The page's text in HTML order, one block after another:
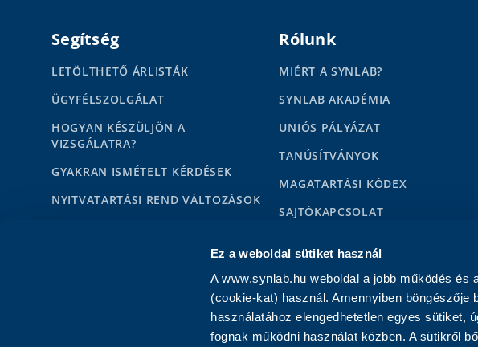
Ez a weboldal sütiket használ
A www.synlab.hu weboldal a jobb működés
(cookie-kat) használ. Amennyiben böngészője
használatához elengedhetetlen egyes sütiket,
fognak működni használat közben. A sütikről
Segítség
LETÖLTHETŐ ÁRLISTÁK
ÜGYFÉLSZOLGÁLAT
HOGYAN KÉSZÜLJÖN A
VIZSGÁLATRA?
GYAKRAN ISMÉTELT KÉRDÉSEK
NYITVATARTÁSI REND VÁLTOZÁSOK
KAPCSOLAT MAGÁNSZEMÉLYEKNEK
KAPCSOLAT PARTNEREKNEK
Rólunk
MIÉRT A SYNLAB?
SYNLAB AKADÉMIA
UNIÓS PÁLYÁZAT
TANÚSÍTVÁNYOK
MAGATARTÁSI KÓDEX
SAJTÓKAPCSOLAT
IMPRESSZUM